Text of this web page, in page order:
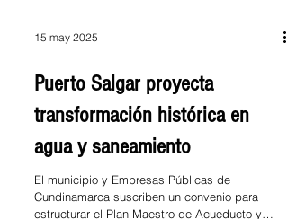
15 may 2025
Puerto Salgar proyecta
transformación histórica en
agua y saneamiento
El municipio y Empresas Públicas de
Cundinamarca suscriben un convenio para
estructurar el Plan Maestro de Acueducto y